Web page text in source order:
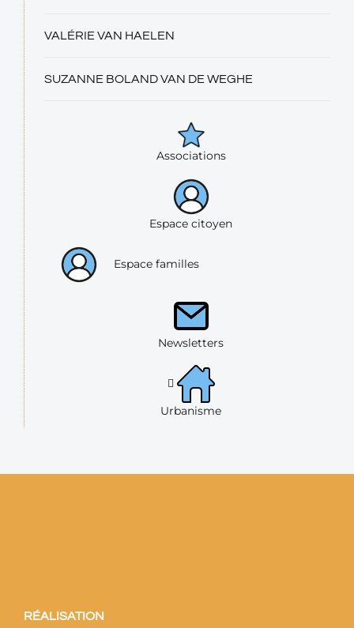
VALÉRIE VAN HAELEN
SUZANNE BOLAND VAN DE WEGHE
Associations
Espace citoyen
Espace familles
Newsletters
Urbanisme
RÉALISATION